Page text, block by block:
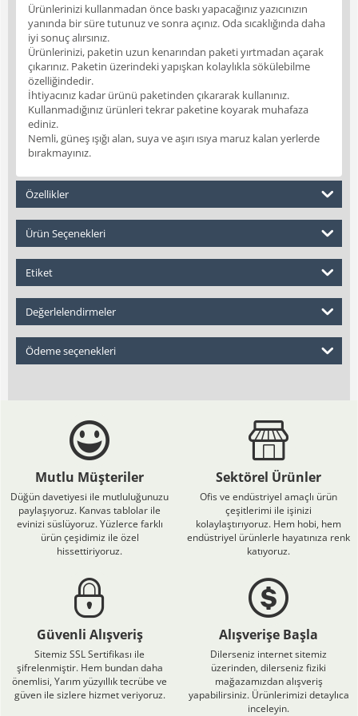
Ürünlerinizi kullanmadan önce baskı yapacağınız yazıcınızın
yanında bir süre tutunuz ve sonra açınız. Oda sıcaklığında daha
iyi sonuç alırsınız.
Ürünlerinizi, paketin uzun kenarından paketi yırtmadan açarak
çıkarınız. Paketin üzerindeki yapışkan kolaylıkla sökülebilme
özelliğindedir.
İhtiyacınız kadar ürünü paketinden çıkararak kullanınız.
Kullanmadığınız ürünleri tekrar paketine koyarak muhafaza
ediniz.
Nemli, güneş ışığı alan, suya ve aşırı ısıya maruz kalan yerlerde
bırakmayınız.
Özellikler
Ürün Seçenekleri
Etiket
Değerlelendirmeler
Ödeme seçenekleri
Mutlu Müşteriler
Düğün davetiyesi ile mutluluğunuzu
paylaşıyoruz. Kanvas tablolar ile
evinizi süslüyoruz. Yüzlerce farklı
ürün çeşidimiz ile özel
hissettiriyoruz.
Sektörel Ürünler
Ofis ve endüstriyel amaçlı ürün
çeşitlerimi ile işinizi
kolaylaştırıyoruz. Hem hobi, hem
endüstriyel ürünlerle hayatınıza renk
katıyoruz.
Güvenli Alışveriş
Sitemiz SSL Sertifikası ile
şifrelenmiştir. Hem bundan daha
önemlisi, Yarım yüzyıllık tecrübe ve
güven ile sizlere hizmet veriyoruz.
Alışverişe Başla
Dilerseniz internet sitemiz
üzerinden, dilerseniz fiziki
mağazamızdan alışveriş
yapabilirsiniz. Ürünlerimizi detaylıca
inceleyin.